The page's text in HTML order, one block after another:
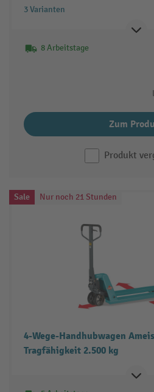
3 Varianten
8 Arbeitstage
Zum
Produkt
Sale Nur noch 21 Stunden
4-Wege-Handhubwagen
Tragfähigkeit 2.500 kg